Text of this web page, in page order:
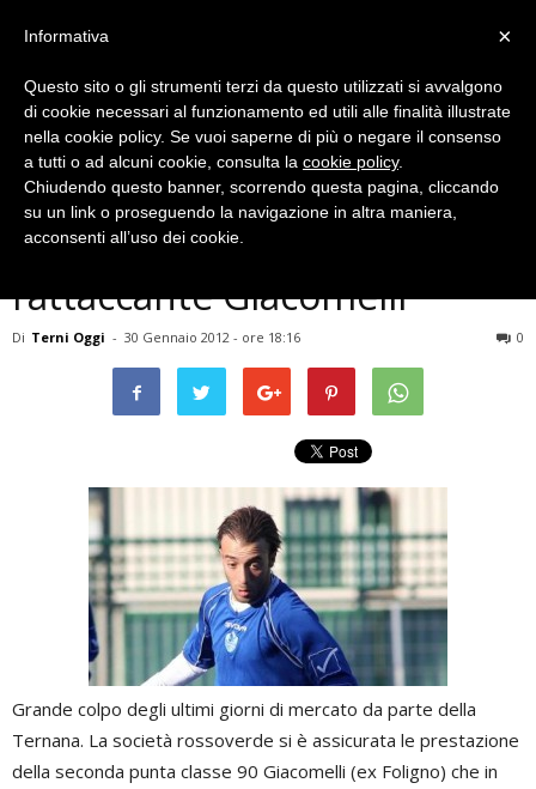
Ternana
Colpo della Ternana, preso
l’attaccante Giacomelli
Di Terni Oggi - 30 Gennaio 2012 - ore 18:16 0
Grande colpo degli ultimi giorni di mercato da parte della
Ternana. La società rossoverde si è assicurata le prestazione
della seconda punta classe 90 Giacomelli (ex Foligno) che in
×
Informativa
Questo sito o gli strumenti terzi da questo utilizzati si avvalgono
di cookie necessari al funzionamento ed utili alle finalità illustrate
nella cookie policy. Se vuoi saperne di più o negare il consenso
a tutti o ad alcuni cookie, consulta la cookie policy.
Chiudendo questo banner, scorrendo questa pagina, cliccando
su un link o proseguendo la navigazione in altra maniera,
acconsenti all’uso dei cookie.